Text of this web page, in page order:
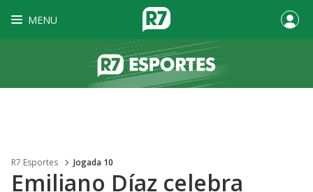
MENU
R7 Esportes Jogada 10
Emiliano Díaz celebra